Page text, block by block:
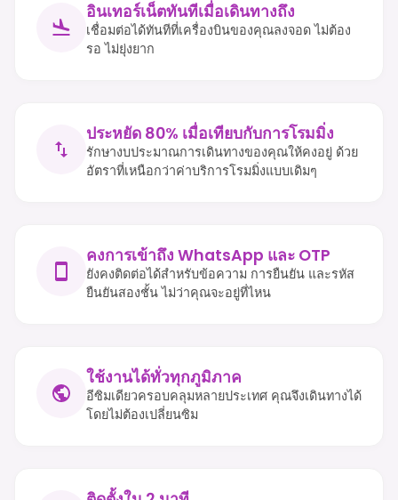
อินเทอร์เน็ตทันทีเมื่อเดินทางถึง
เชื่อมต่อได้ทันทีที่เครื่องบินของคุณลงจอด ไม่ต้อง
รอ ไม่ยุ่งยาก
ประหยัด 80% เมื่อเทียบกับการโรมมิ่ง
รักษางบประมาณการเดินทางของคุณให้คงอยู่ ด้วย
อัตราที่เหนือกว่าค่าบริการโรมมิ่งแบบเดิมๆ
คงการเข้าถึง WhatsApp และ OTP
ยังคงติดต่อได้สำหรับข้อความ การยืนยัน และรหัส
ยืนยันสองชั้น ไม่ว่าคุณจะอยู่ที่ไหน
ใช้งานได้ทั่วทุกภูมิภาค
อีซิมเดียวครอบคลุมหลายประเทศ คุณจึงเดินทางได้
โดยไม่ต้องเปลี่ยนซิม